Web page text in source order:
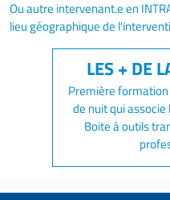
Ou autre intervenant.e en
lieu géographique de
Première
de nuit qui
Boite à outils